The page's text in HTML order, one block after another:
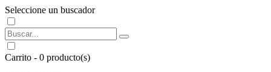
Seleccione un buscador
Carrito - 0 producto(s)